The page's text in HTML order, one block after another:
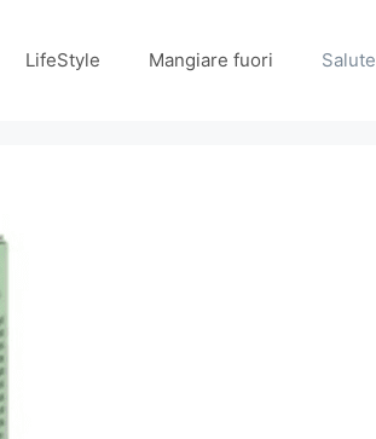
LifeStyle Mangiare fuori Salute